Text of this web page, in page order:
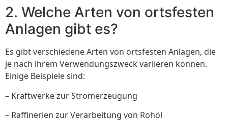
2. Welche Arten von ortsfesten
Anlagen gibt es?
Es gibt verschiedene Arten von ortsfesten Anlagen, die
je nach ihrem Verwendungszweck variieren können.
Einige Beispiele sind:
– Kraftwerke zur Stromerzeugung
– Raffinerien zur Verarbeitung von Rohöl